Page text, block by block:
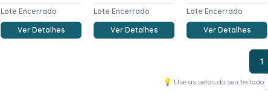
Lote Encerrado
Ver Detalhes
Lote Encerrado
Ver Detalhes
Lote Encerrado
Ver Detalhes
1
💡 Use as setas do seu teclado